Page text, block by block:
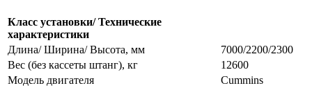
Класс установки/ Технические
характеристики
Длина/ Ширина/ Высота, мм
7000/2200/2300
Вес (без кассеты штанг), кг
12600
Модель двигателя
Cummins